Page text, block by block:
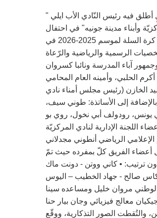
" المركزيّة – جونيه تستقبل نجوم فريقها في كرة السلة للموسم الحالي وسط احتفالٍ أطلق فيه رئيس النّادي الأب ايلي
وأبناء مدينة جونيه" في احتفال
رياضي وجماهيري حاشد، استقبل نادي المدرسة المركزيّة – جونيه نجوم فريقه في كرة السلة لموسم 2025-2026 في
الرسمية والرياضية والرّعاة
آباء المدرسة ونائبا كسروان
الحلبي، وأمينه العام المحامي
الخازن (رئيس مجلس أمناء نادي
إلى الأساتذة: طوني سيف،
يونس، رودولف أبي نخول، روي بو
الإدارية لنادي المركزيّة
الرياضي أنطوني مجدلاني
أعضاء الفريق كلّ بمفرده حيث تمّ
ترتيب: • كاني ووتن - دونت ماك
صالح - جهاد الخطيب – اليوس
مروان خليل ومساعده سينا
معالج فيزيائي وجان بيار حنا
والتُقطت الصور التذكارية، ووقّع